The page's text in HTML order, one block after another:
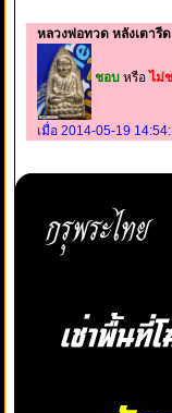
หลวงพ่อทวด หลังเตารีด
ชอบ หรือ ไม่
เมื่อ 2014-05-19